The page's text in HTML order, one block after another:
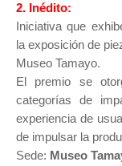
2. Inédito:
Iniciativa que
laexposición de
Museo Tamayo.
El premio se
categorías de
experiencia de
de impulsar la
Sede: Museo